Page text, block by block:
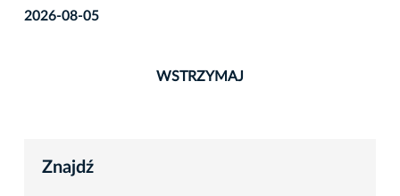
2026-08-05
WSTRZYMAJ
Znajdź